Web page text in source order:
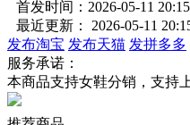
首发时间：2026-05-11 20:15
最近更新： 2026-05-11
发布淘宝 发布天猫 发拼多多
服务承诺：
本商品支持女鞋分销，支持